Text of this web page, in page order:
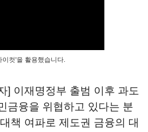
컷'을 활용했습니다.
] 이재명정부 출범 이후 과도
금융을 위협하고 있다는 분
책 여파로 제도권 금융의 대